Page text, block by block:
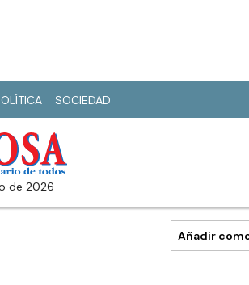
SOCIEDAD
de 2026
Añadir